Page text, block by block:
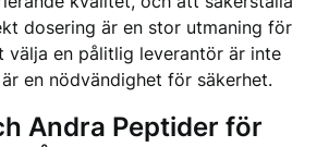
dosering är en stor utmaning för
välja en pålitlig leverantör är inte
en nödvändighet för säkerhet.
Andra Peptider för